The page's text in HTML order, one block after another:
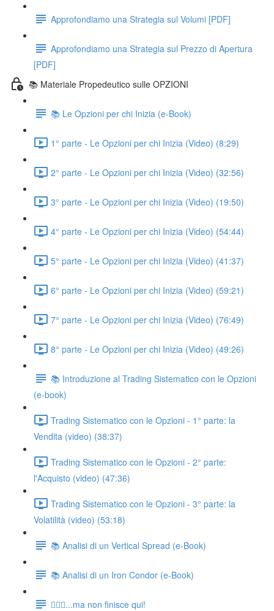
Approfondiamo una Strategia sul Volumi [PDF]
Approfondiamo una Strategia sul Prezzo di Apertura
[PDF]
📚 Materiale Propedeutico sulle OPZIONI
📚 Le Opzioni per chi Inizia (e-Book)
1° parte - Le Opzioni per chi Inizia (Video) (8:29)
2° parte - Le Opzioni per chi Inizia (Video) (32:56)
3° parte - Le Opzioni per chi Inizia (Video) (19:50)
4° parte - Le Opzioni per chi Inizia (Video) (54:44)
5° parte - Le Opzioni per chi Inizia (Video) (41:37)
6° parte - Le Opzioni per chi Inizia (Video) (59:21)
7° parte - Le Opzioni per chi Inizia (Video) (76:49)
8° parte - Le Opzioni per chi Inizia (Video) (49:26)
📚 Introduzione al Trading Sistematico con le Opzioni
(e-book)
Trading Sistematico con le Opzioni - 1° parte: la
Vendita (video) (38:37)
Trading Sistematico con le Opzioni - 2° parte:
l'Acquisto (video) (47:36)
Trading Sistematico con le Opzioni - 3° parte: la
Volatilità (video) (53:18)
📚 Analisi di un Vertical Spread (e-Book)
📚 Analisi di un Iron Condor (e-Book)
🏃🏻‍♂️...ma non finisce qui!